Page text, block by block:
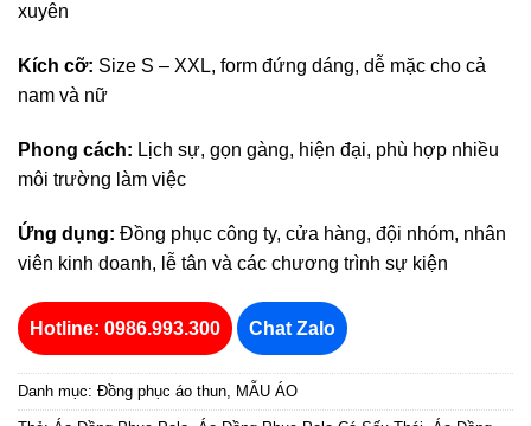
xuyên
Kích cỡ: Size S – XXL, form đứng dáng, dễ mặc cho cả
nam và nữ
Phong cách: Lịch sự, gọn gàng, hiện đại, phù hợp nhiều
môi trường làm việc
Ứng dụng: Đồng phục công ty, cửa hàng, đội nhóm, nhân
viên kinh doanh, lễ tân và các chương trình sự kiện
Hotline: 0986.993.300 Chat Zalo
Danh mục: Đồng phục áo thun, MẪU ÁO